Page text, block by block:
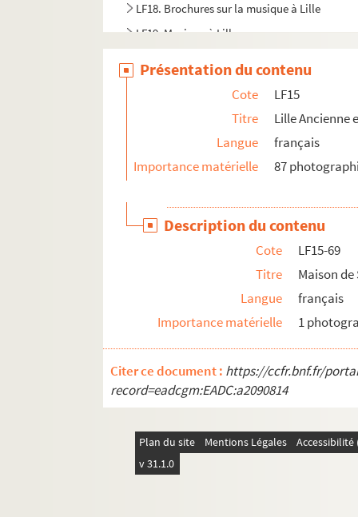
LF18. Brochures sur la musique à Lille
LF19. Musique à Lille
LF26. Portefeuille non numéroté 4
LF27. Lithographies et gravures, reproduction
LF28. Galerie de portraits d'artistes lyriques
Présentation du contenu
Cote
LF15
Titre
Lille Ancienne
Langue
français
Importance matérielle
87
Description du contenu
Cote
LF15-69
Titre
Maison
Langue
français
Importance matérielle
1
Citer ce document : https://ccfr.bnf.fr/
record=eadcgm:EADC:a2090814
Plan du site Mentions Légales
v 31.1.0